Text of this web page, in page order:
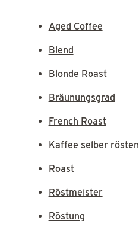
Aged Coffee
Blend
Blonde Roast
Bräunungsgrad
French Roast
Kaffee selber rösten
Roast
Röstmeister
Röstung